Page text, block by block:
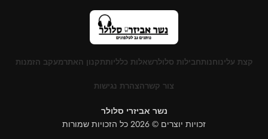
קצת עלינוחנותחבילות סלולרשאלות כלליותתקנון האתרמעקב הזמנות
צור קשרהצהרת נגישות
נשר אביזרי סלולר
זכויות יוצרים © 2026 כל הזכויות שמורות